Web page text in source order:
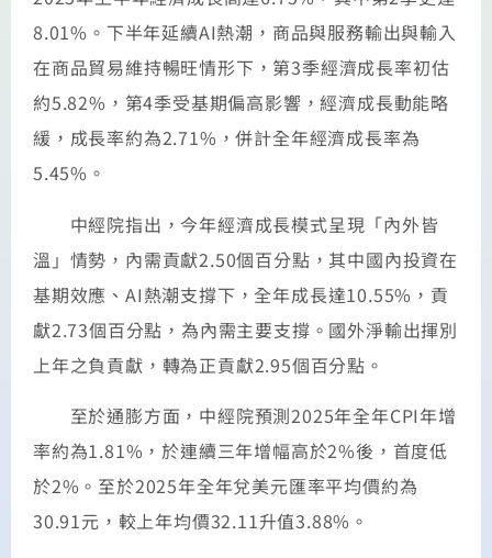
8.01%。下半年延續AI熱潮，商品與服務輸出與輸入
在商品貿易維持暢旺情形下，第3季經濟成長率初估
約5.82%，第4季受基期偏高影響，經濟成長動能略
緩，成長率約為2.71%，併計全年經濟成長率為
5.45%。
中經院指出，今年經濟成長模式呈現「內外皆
溫」情勢，內需貢獻2.50個百分點，其中國內投資在
基期效應、AI熱潮支撐下，全年成長達10.55%，貢
獻2.73個百分點，為內需主要支撐。國外淨輸出揮別
上年之負貢獻，轉為正貢獻2.95個百分點。
至於通膨方面，中經院預測2025年全年CPI年增
率約為1.81%，於連續三年增幅高於2%後，首度低
於2%。至於2025年全年兌美元匯率平均價約為
30.91元，較上年均價32.11升值3.88%。